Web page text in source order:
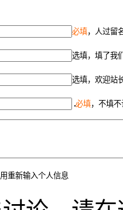
必填，人过留
选填，填了我
选填，欢迎站
必填，不填
重新输入个人信息